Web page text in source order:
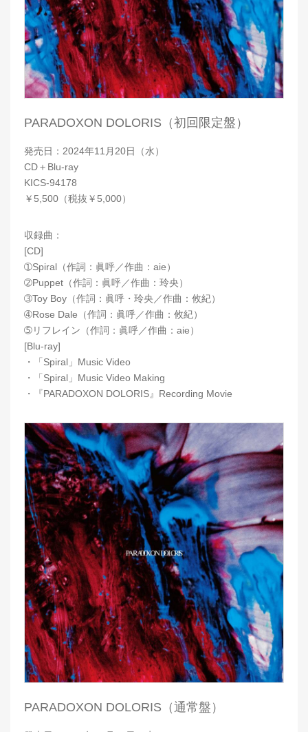
PARADOXON DOLORIS（初回限定盤）
発売日：2024年11月20日（水）
CD＋Blu-ray
KICS-94178
￥5,500（税抜￥5,000）
収録曲：
[CD]
➀Spiral（作詞：眞呼／作曲：aie）
➁Puppet（作詞：眞呼／作曲：玲央）
➂Toy Boy（作詞：眞呼・玲央／作曲：攸紀）
➃Rose Dale（作詞：眞呼／作曲：攸紀）
➄リフレイン（作詞：眞呼／作曲：aie）
[Blu-ray]
・「Spiral」Music Video
・「Spiral」Music Video Making
・『PARADOXON DOLORIS』Recording Movie
PARADOXON DOLORIS（通常盤）